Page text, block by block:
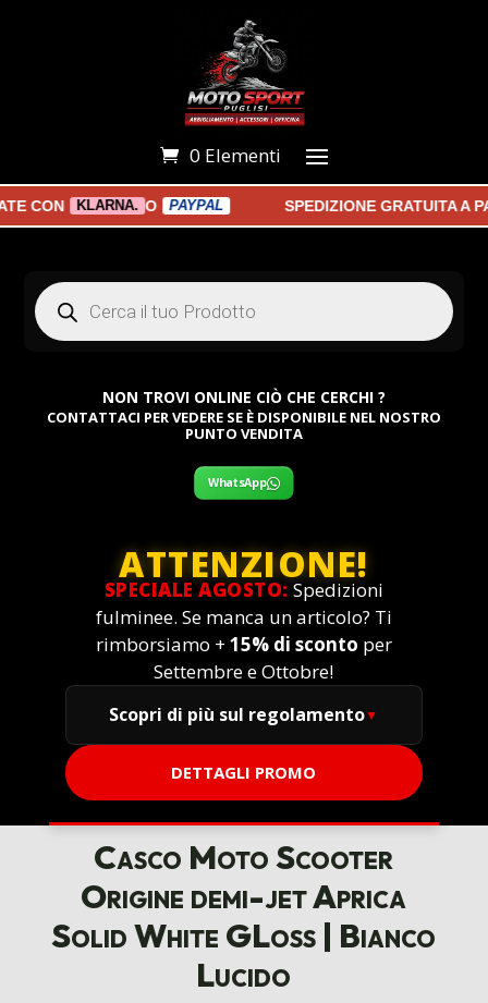
0 Elementi
KLARNA. O PAYPAL SPEDIZIONE GRATUITA A
Products
search
NON TROVI ONLINE CIÒ CHE CERCHI ?
CONTATTACI PER VEDERE SE È DISPONIBILE NEL NOSTRO
PUNTO VENDITA
WhatsApp
ATTENZIONE!
SPECIALE AGOSTO: Spedizioni
fulminee. Se manca un articolo? Ti
rimborsiamo + 15% di sconto per
Settembre e Ottobre!
Scopri di più sul regolamento
DETTAGLI PROMO
Casco Moto Scooter
Origine demi-jet Aprica
Solid White GLoss | Bianco
Lucido